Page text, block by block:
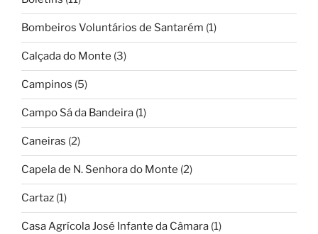
Bombeiros Voluntários de Santarém (1)
Calçada do Monte (3)
Campinos (5)
Campo Sá da Bandeira (1)
Caneiras (2)
Capela de N. Senhora do Monte (2)
Cartaz (1)
Casa Agrícola José Infante da Câmara (1)